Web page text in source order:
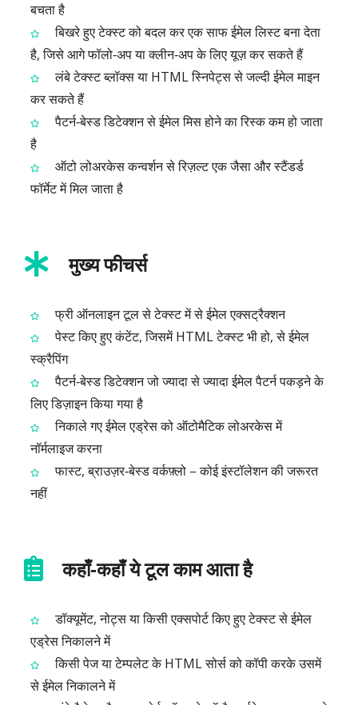
बचता है
बिखरे हुए टेक्स्ट को बदल कर एक साफ ईमेल लिस्ट बना देता
है, जिसे आगे फॉलो‑अप या क्लीन‑अप के लिए यूज़ कर सकते हैं
लंबे टेक्स्ट ब्लॉक्स या HTML स्निपेट्स से जल्दी ईमेल माइन
कर सकते हैं
पैटर्न‑बेस्ड डिटेक्शन से ईमेल मिस होने का रिस्क कम हो जाता
है
ऑटो लोअरकेस कन्वर्शन से रिज़ल्ट एक जैसा और स्टैंडर्ड
फॉर्मेट में मिल जाता है
मुख्य फीचर्स
फ्री ऑनलाइन टूल से टेक्स्ट में से ईमेल एक्सट्रैक्शन
पेस्ट किए हुए कंटेंट, जिसमें HTML टेक्स्ट भी हो, से ईमेल
स्क्रैपिंग
पैटर्न‑बेस्ड डिटेक्शन जो ज्यादा से ज्यादा ईमेल पैटर्न पकड़ने के
लिए डिज़ाइन किया गया है
निकाले गए ईमेल एड्रेस को ऑटोमैटिक लोअरकेस में
नॉर्मलाइज करना
फास्ट, ब्राउज़र‑बेस्ड वर्कफ़्लो – कोई इंस्टॉलेशन की जरूरत
नहीं
कहाँ‑कहाँ ये टूल काम आता है
डॉक्यूमेंट, नोट्स या किसी एक्सपोर्ट किए हुए टेक्स्ट से ईमेल
एड्रेस निकालने में
किसी पेज या टेम्पलेट के HTML सोर्स को कॉपी करके उसमें
से ईमेल निकालने में